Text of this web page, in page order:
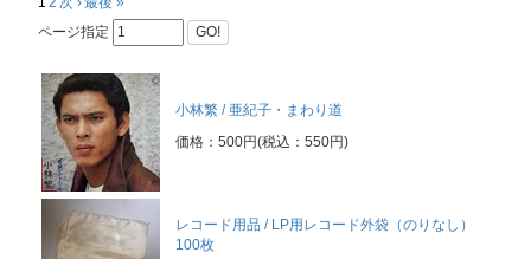
ページ指定
GO!
小林繁 / 亜紀子・まわり道
価格：500円(税込：550円)
レコード用品 / LP用レコード外袋（のりなし）
100枚